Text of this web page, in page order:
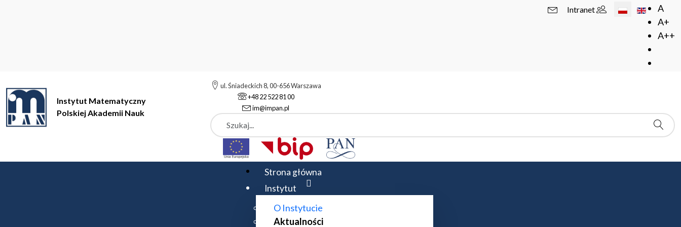
A
A+
A++
Wybierz swój język
Intranet
Instytut Matematyczny
Polskiej Akademii Nauk
ul. Śniadeckich 8, 00-656 Warszawa
+48 22 522 81 00
im@impan.pl
Szukaj
Strona główna
Instytut
O Instytucie
Aktualności
Instytut Matematyczny Polskiej Akademii Nauk Aktualności
Aktualności
POWOŁANIE NOWEGO DYREKTORA INSTYTUTU MATEMATYCZNEGO PAN